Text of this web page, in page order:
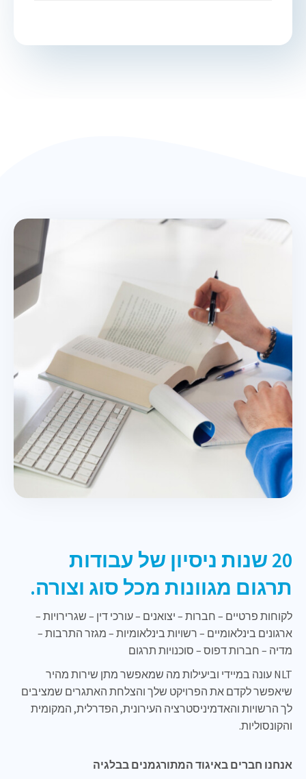
20 שנות ניסיון של עבודות
תרגום מגוונות מכל סוג וצורה.
לקוחות פרטיים – חברות – יצואנים – עורכי דין – שגרירויות –
ארגונים בינלאומיים – רשויות בינלאומיות – מגזר התרבות –
מדיה – חברות דפוס – סוכנויות תרגום
NLT עונה במיידי וביעילות מה שמאפשר מתן שירות מהיר
שיאפשר לקדם את הפרויקט שלך והצלחת האתגרים שמציבים
לך הרשויות והאדמיניסטרציה העירונית, הפדרלית, המקומית
והקונסוליות.
אנחנו חברים באיגוד המתורגמנים בבלגיה